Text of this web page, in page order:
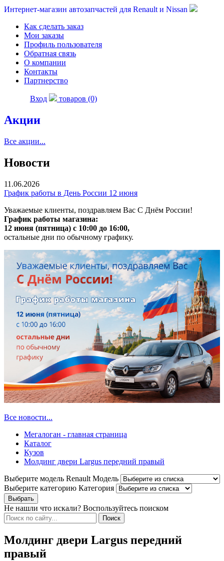
Интернет-магазин автозапчастей для Renault и Nissan
Как сделать заказ
Мои заказы
Профиль пользователя
Обратная связь
О компании
Контакты
Партнерство
Вход товаров (0)
Акции
Все акции...
Новости
11.06.2026
График работы в День России 12 июня
Уважаемые клиенты, поздравляем Вас С Днём России!
График работы магазина:
12 июня (пятница) с 10:00 до 16:00,
остальные дни по обычному графику.
Все новости...
Мегалоган - главная страница
Каталог
Кузов
Молдинг двери Largus передний правый
Выберите модель Renault Модель
Выберите категорию Категория
Не нашли что искали? Воспользуйтесь поиском
Молдинг двери Largus передний
правый